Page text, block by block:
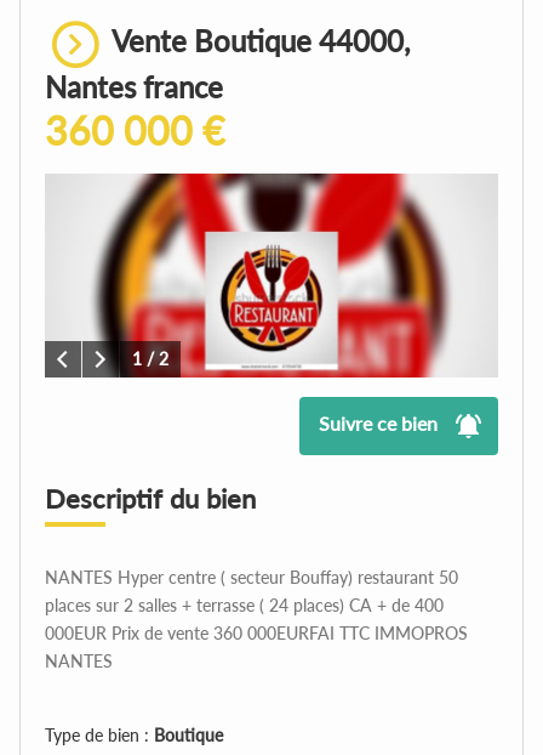
Vente Boutique 44000,
Nantes france
360 000 €
1 / 2
Suivre ce bien
Descriptif du bien
NANTES Hyper centre ( secteur Bouffay) restaurant 50
places sur 2 salles + terrasse ( 24 places) CA + de 400
000EUR Prix de vente 360 000EURFAI TTC IMMOPROS
NANTES
Type de bien : Boutique